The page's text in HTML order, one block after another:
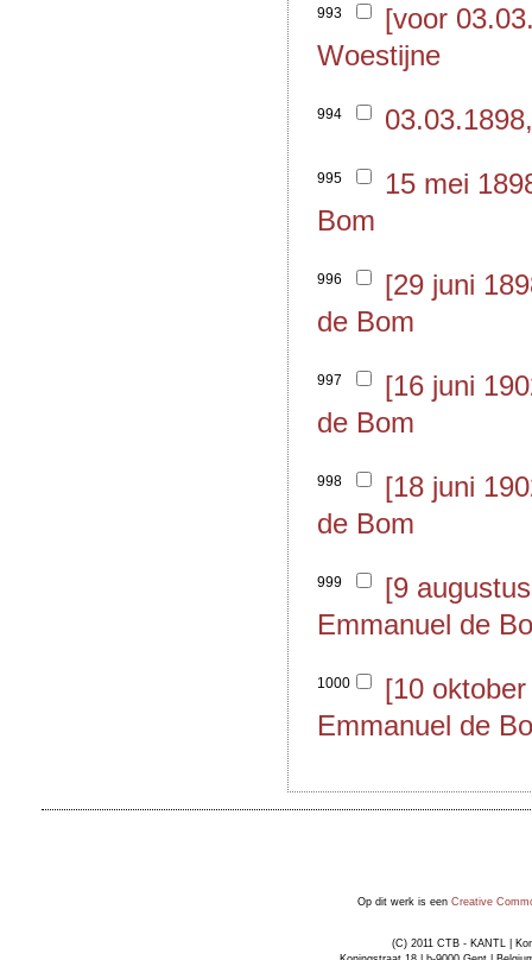
993
[voor
Woestijne
994
995
15 mei
Bom
996
[29 juni
de Bom
997
[16 juni
de Bom
998
[18 juni
de Bom
999
[9
Emmanuel de
1000
[10
Emmanuel de
Op dit werk is een Creative
(C) 2011 CTB - KANTL |